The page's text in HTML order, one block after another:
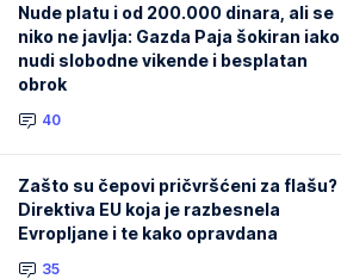
Nude platu i od 200.000 dinara, ali se
niko ne javlja: Gazda Paja šokiran iako
nudi slobodne vikende i besplatan
obrok
40
Zašto su čepovi pričvršćeni za flašu?
Direktiva EU koja je razbesnela
Evropljane i te kako opravdana
35